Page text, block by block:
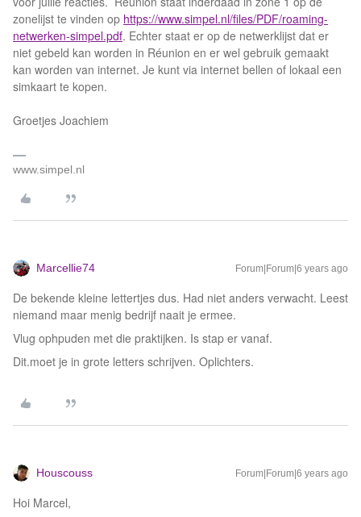
zonelijst te vinden op https://www.simpel.nl/files/PDF/roaming-
netwerken-simpel.pdf. Echter staat er op de netwerklijst dat er
niet gebeld kan worden in Réunion en er wel gebruik gemaakt
kan worden van internet. Je kunt via internet bellen of lokaal een
simkaart te kopen.
Groetjes Joachiem
www.simpel.nl
Marcellie74 Forum|Forum|6 years ago
De bekende kleine lettertjes dus. Had niet anders verwacht. Leest
niemand maar menig bedrijf naait je ermee.
Vlug ophpuden met die praktijken. Is stap er vanaf.
Dit.moet je in grote letters schrijven. Oplichters.
Houscouss Forum|Forum|6 years ago
Hoi Marcel,